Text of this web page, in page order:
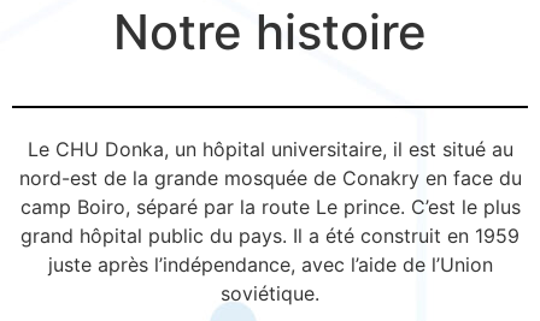
Présentation
du CHUD
Notre histoire
Le CHU Donka, un hôpital universitaire, il est situé au
nord-est de la grande mosquée de Conakry en face du
camp Boiro, séparé par la route Le prince. C’est le plus
grand hôpital public du pays. Il a été construit en 1959
juste après l’indépendance, avec l’aide de l’Union
soviétique.